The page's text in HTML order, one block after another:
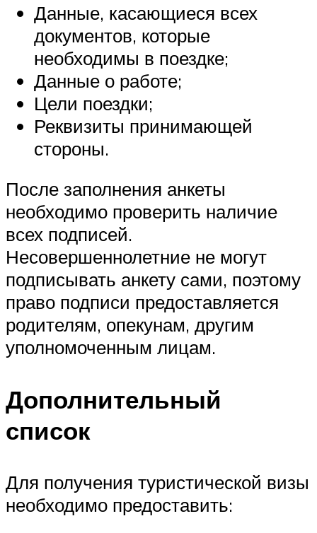
Данные, касающиеся всех
документов, которые
необходимы в поездке;
Данные о работе;
Цели поездки;
Реквизиты принимающей
стороны.
После заполнения анкеты
необходимо проверить наличие
всех подписей.
Несовершеннолетние не могут
подписывать анкету сами, поэтому
право подписи предоставляется
родителям, опекунам, другим
уполномоченным лицам.
Дополнительный
список
Для получения туристической визы
необходимо предоставить: